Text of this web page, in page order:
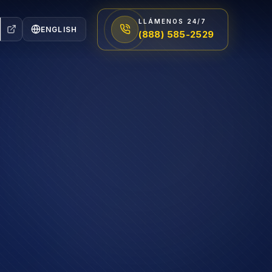
ENGLISH
LLÁMENOS 24/7
(888) 585-2529